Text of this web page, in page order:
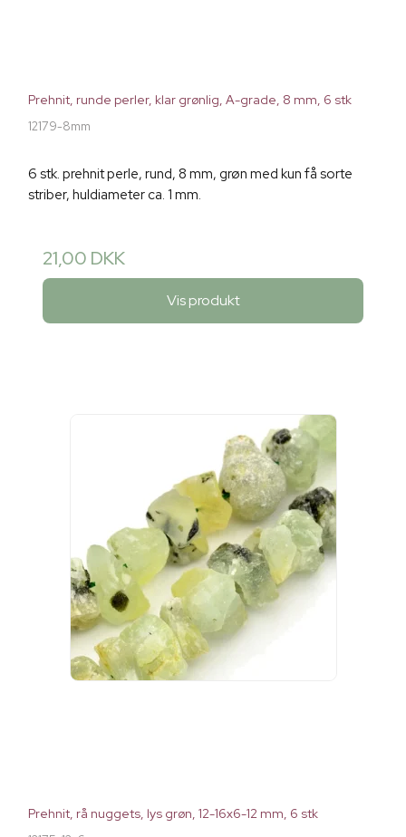
Prehnit, runde perler, klar grønlig, A-grade, 8 mm, 6 stk
12179-8mm
6 stk. prehnit perle, rund, 8 mm, grøn med kun få sorte
striber, huldiameter ca. 1 mm.
21,00 DKK
Vis produkt
Prehnit, rå nuggets, lys grøn, 12-16x6-12 mm, 6 stk